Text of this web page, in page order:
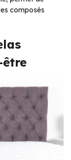
composés